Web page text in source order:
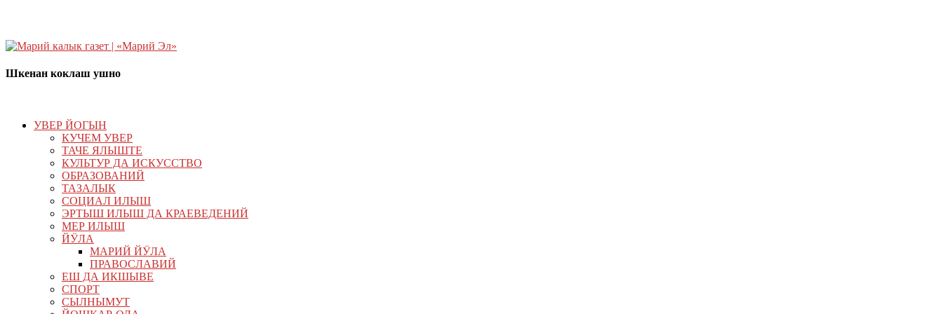
Шкенан коклаш ушно
УВЕР ЙОГЫН
КУЧЕМ УВЕР
ТАЧЕ ЯЛЫШТЕ
КУЛЬТУР ДА ИСКУССТВО
ОБРАЗОВАНИЙ
ТАЗАЛЫК
СОЦИАЛ ИЛЫШ
ЭРТЫШ ИЛЫШ ДА КРАЕВЕДЕНИЙ
МЕР ИЛЫШ
ЙӰЛА
МАРИЙ ЙӰЛА
ПРАВОСЛАВИЙ
ЕШ ДА ИКШЫВЕ
СПОРТ
СЫЛНЫМУТ